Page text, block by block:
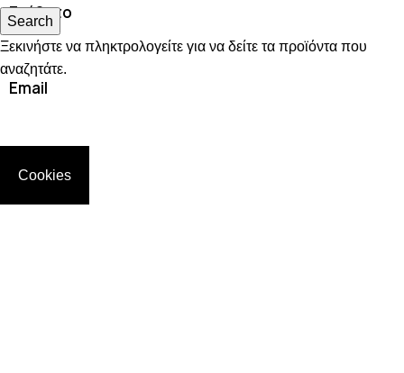
Cookies
Search
Ξεκινήστε να πληκτρολογείτε για να δείτε τα προϊόντα που
αναζητάτε.
Επίθετο
Email